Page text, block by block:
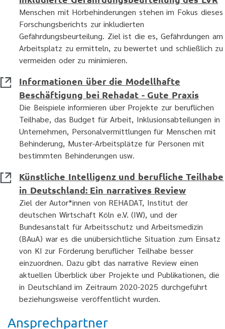
Menschen mit Hörbehinderungen stehen im Fokus dieses
Forschungsberichts zur inkludierten
Gefährdungsbeurteilung. Ziel ist die es, Gefährdungen am
Arbeitsplatz zu ermitteln, zu bewertet und schließlich zu
vermeiden oder zu minimieren.
Informationen über die Modellhafte
Beschäftigung bei Rehadat - Gute Praxis
Die Beispiele informieren über Projekte zur beruflichen
Teilhabe, das Budget für Arbeit, Inklusionsabteilungen in
Unternehmen, Personalvermittlungen für Menschen mit
Behinderung, Muster-Arbeitsplätze für Personen mit
bestimmten Behinderungen usw.
Künstliche Intelligenz und berufliche Teilhabe
in Deutschland: Ein narratives Review
Ziel der Autor*innen von REHADAT, Institut der
deutschen Wirtschaft Köln e.V. (IW), und der
Bundesanstalt für Arbeitsschutz und Arbeitsmedizin
(BAuA) war es die unübersichtliche Situation zum Einsatz
von KI zur Förderung beruflicher Teilhabe besser
einzuordnen. Dazu gibt das narrative Review einen
aktuellen Überblick über Projekte und Publikationen, die
in Deutschland im Zeitraum 2020-2025 durchgeführt
beziehungsweise veröffentlicht wurden.
Ansprechpartner